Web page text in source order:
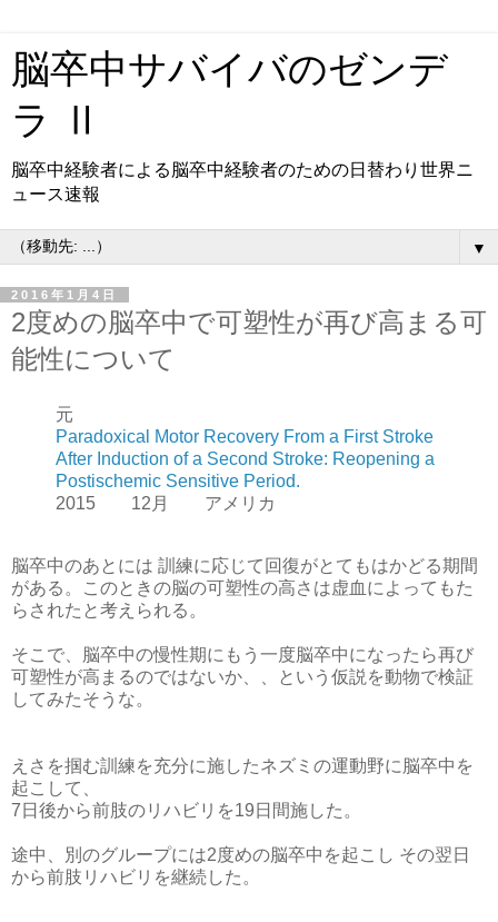
脳卒中サバイバのゼンデ
ラ Ⅱ
脳卒中経験者による脳卒中経験者のための日替わり世界ニ
ュース速報
▼
2016年1月4日
2度めの脳卒中で可塑性が再び高まる可
能性について
元
Paradoxical Motor Recovery From a First Stroke
After Induction of a Second Stroke: Reopening a
Postischemic Sensitive Period.
2015 12月 アメリカ
脳卒中のあとには 訓練に応じて回復がとてもはかどる期間
がある。このときの脳の可塑性の高さは虚血によってもた
らされたと考えられる。
そこで、脳卒中の慢性期にもう一度脳卒中になったら再び
可塑性が高まるのではないか、、という仮説を動物で検証
してみたそうな。
えさを掴む訓練を充分に施したネズミの運動野に脳卒中を
起こして、
7日後から前肢のリハビリを19日間施した。
途中、別のグループには2度めの脳卒中を起こし その翌日
から前肢リハビリを継続した。